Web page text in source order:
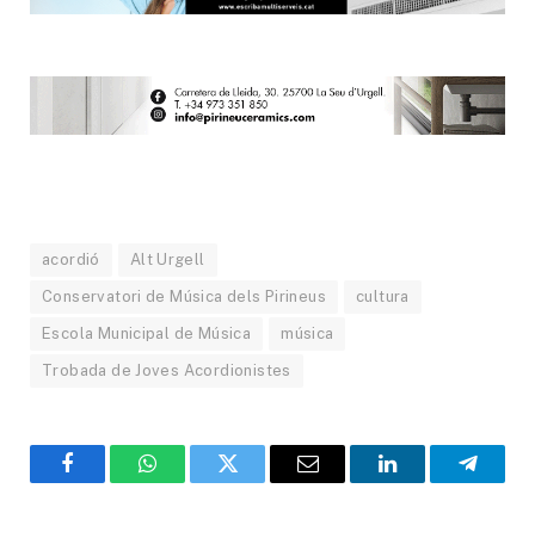
acordió Alt Urgell
Conservatori de Música dels Pirineus cultura
Escola Municipal de Música música
Trobada de Joves Acordionistes
FacebookWhatsAppTwitter Email LinkedIn